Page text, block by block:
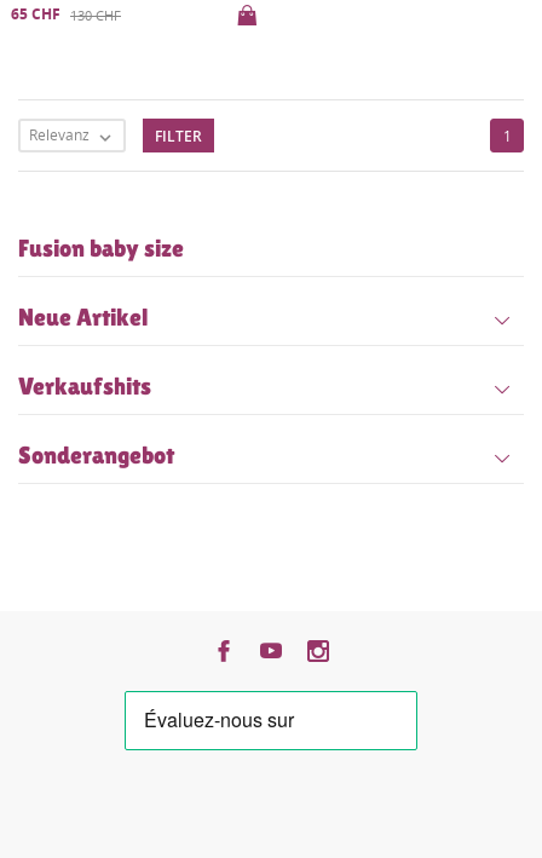
Fusion baby size
Neue Artikel
Verkaufshits
Sonderangebot
65 CHF 130 CHF
Relevanz  FILTER 1